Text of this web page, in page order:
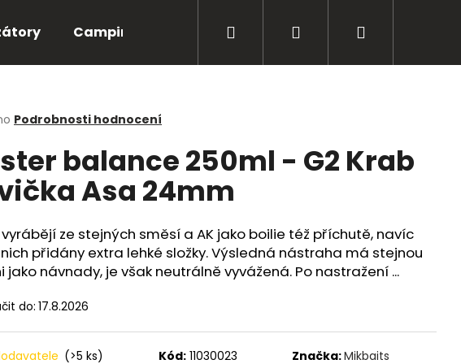
Camping Bižuterie Péče o úlovky
Přihlášení
Podrobnosti hodnocení
balance 250ml - G2 Krab
Asa 24mm
ze stejných směsí a AK jako boilie též příchutě, navíc
přidány extra lehké složky. Výsledná nástraha má stejnou
jako návnady, je však neutrálně vyvážená. Po nastražení ...
do: 17.8.2026
(>5 ks) Kód: 11030023 Značka:Mikbaits